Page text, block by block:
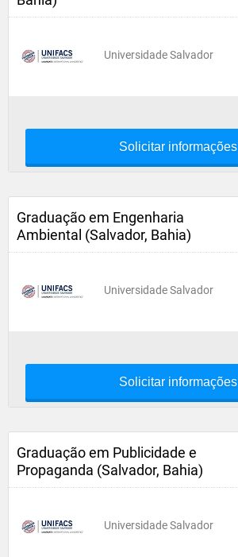
Universidade Salvador
Solicitar informações
Graduação em Engenharia
Ambiental (Salvador, Bahia)
Universidade Salvador
Solicitar informações
Graduação em Publicidade e
Propaganda (Salvador, Bahia)
Universidade Salvador